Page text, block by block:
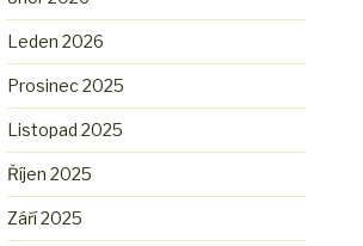
Leden 2026
Prosinec 2025
Listopad 2025
Říjen 2025
Září 2025